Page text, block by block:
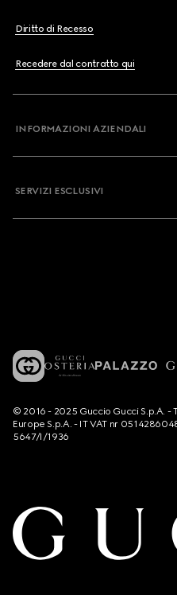
Diritto di Recesso
Recedere dal contratto qui
INFORMAZIONI AZIENDALI
SERVIZI ESCLUSIVI
© 2016 - 2025 Guccio Gucci S.p.A.
Europe S.p.A. - IT VAT nr
5647/I/1936